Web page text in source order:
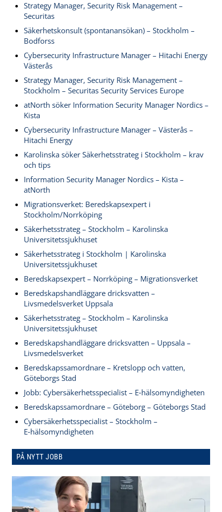
Strategy Manager, Security Risk Management –
Securitas
Säkerhetskonsult (spontanansökan) – Stockholm –
Bodforss
Cybersecurity Infrastructure Manager – Hitachi Energy
Västerås
Strategy Manager, Security Risk Management –
Stockholm – Securitas Security Services Europe
atNorth söker Information Security Manager Nordics –
Kista
Cybersecurity Infrastructure Manager – Västerås –
Hitachi Energy
Karolinska söker Säkerhetsstrateg i Stockholm – krav
och tips
Information Security Manager Nordics – Kista –
atNorth
Migrationsverket: Beredskapsexpert i
Stockholm/Norrköping
Säkerhetsstrateg – Stockholm – Karolinska
Universitetssjukhuset
Säkerhetsstrateg i Stockholm | Karolinska
Universitetssjukhuset
Beredskapsexpert – Norrköping – Migrationsverket
Beredskapshandläggare dricksvatten –
Livsmedelsverket Uppsala
Säkerhetsstrateg – Stockholm – Karolinska
Universitetssjukhuset
Beredskapshandläggare dricksvatten – Uppsala –
Livsmedelsverket
Beredskapssamordnare – Kretslopp och vatten,
Göteborgs Stad
Jobb: Cybersäkerhetsspecialist – E‑hälsomyndigheten
Beredskapssamordnare – Göteborg – Göteborgs Stad
Cybersäkerhetsspecialist – Stockholm –
E‑hälsomyndigheten
PÅ NYTT JOBB